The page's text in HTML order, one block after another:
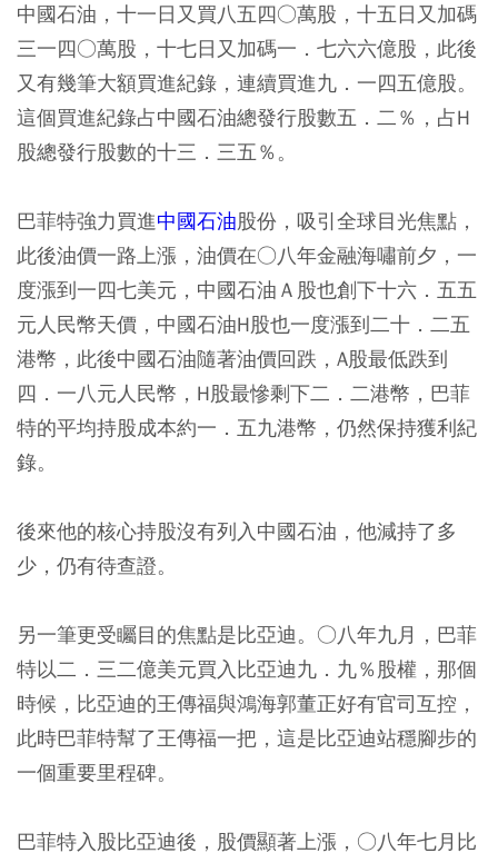
中國石油，十一日又買八五四○萬股，十五日又加碼
三一四○萬股，十七日又加碼一．七六六億股，此後
又有幾筆大額買進紀錄，連續買進九．一四五億股。
這個買進紀錄占中國石油總發行股數五．二％，占H
股總發行股數的十三．三五％。
巴菲特強力買進中國石油股份，吸引全球目光焦點，
此後油價一路上漲，油價在○八年金融海嘯前夕，一
度漲到一四七美元，中國石油Ａ股也創下十六．五五
元人民幣天價，中國石油H股也一度漲到二十．二五
港幣，此後中國石油隨著油價回跌，A股最低跌到
四．一八元人民幣，H股最慘剩下二．二港幣，巴菲
特的平均持股成本約一．五九港幣，仍然保持獲利紀
錄。
後來他的核心持股沒有列入中國石油，他減持了多
少，仍有待查證。
另一筆更受矚目的焦點是比亞迪。○八年九月，巴菲
特以二．三二億美元買入比亞迪九．九％股權，那個
時候，比亞迪的王傳福與鴻海郭董正好有官司互控，
此時巴菲特幫了王傳福一把，這是比亞迪站穩腳步的
一個重要里程碑。
巴菲特入股比亞迪後，股價顯著上漲，○八年七月比